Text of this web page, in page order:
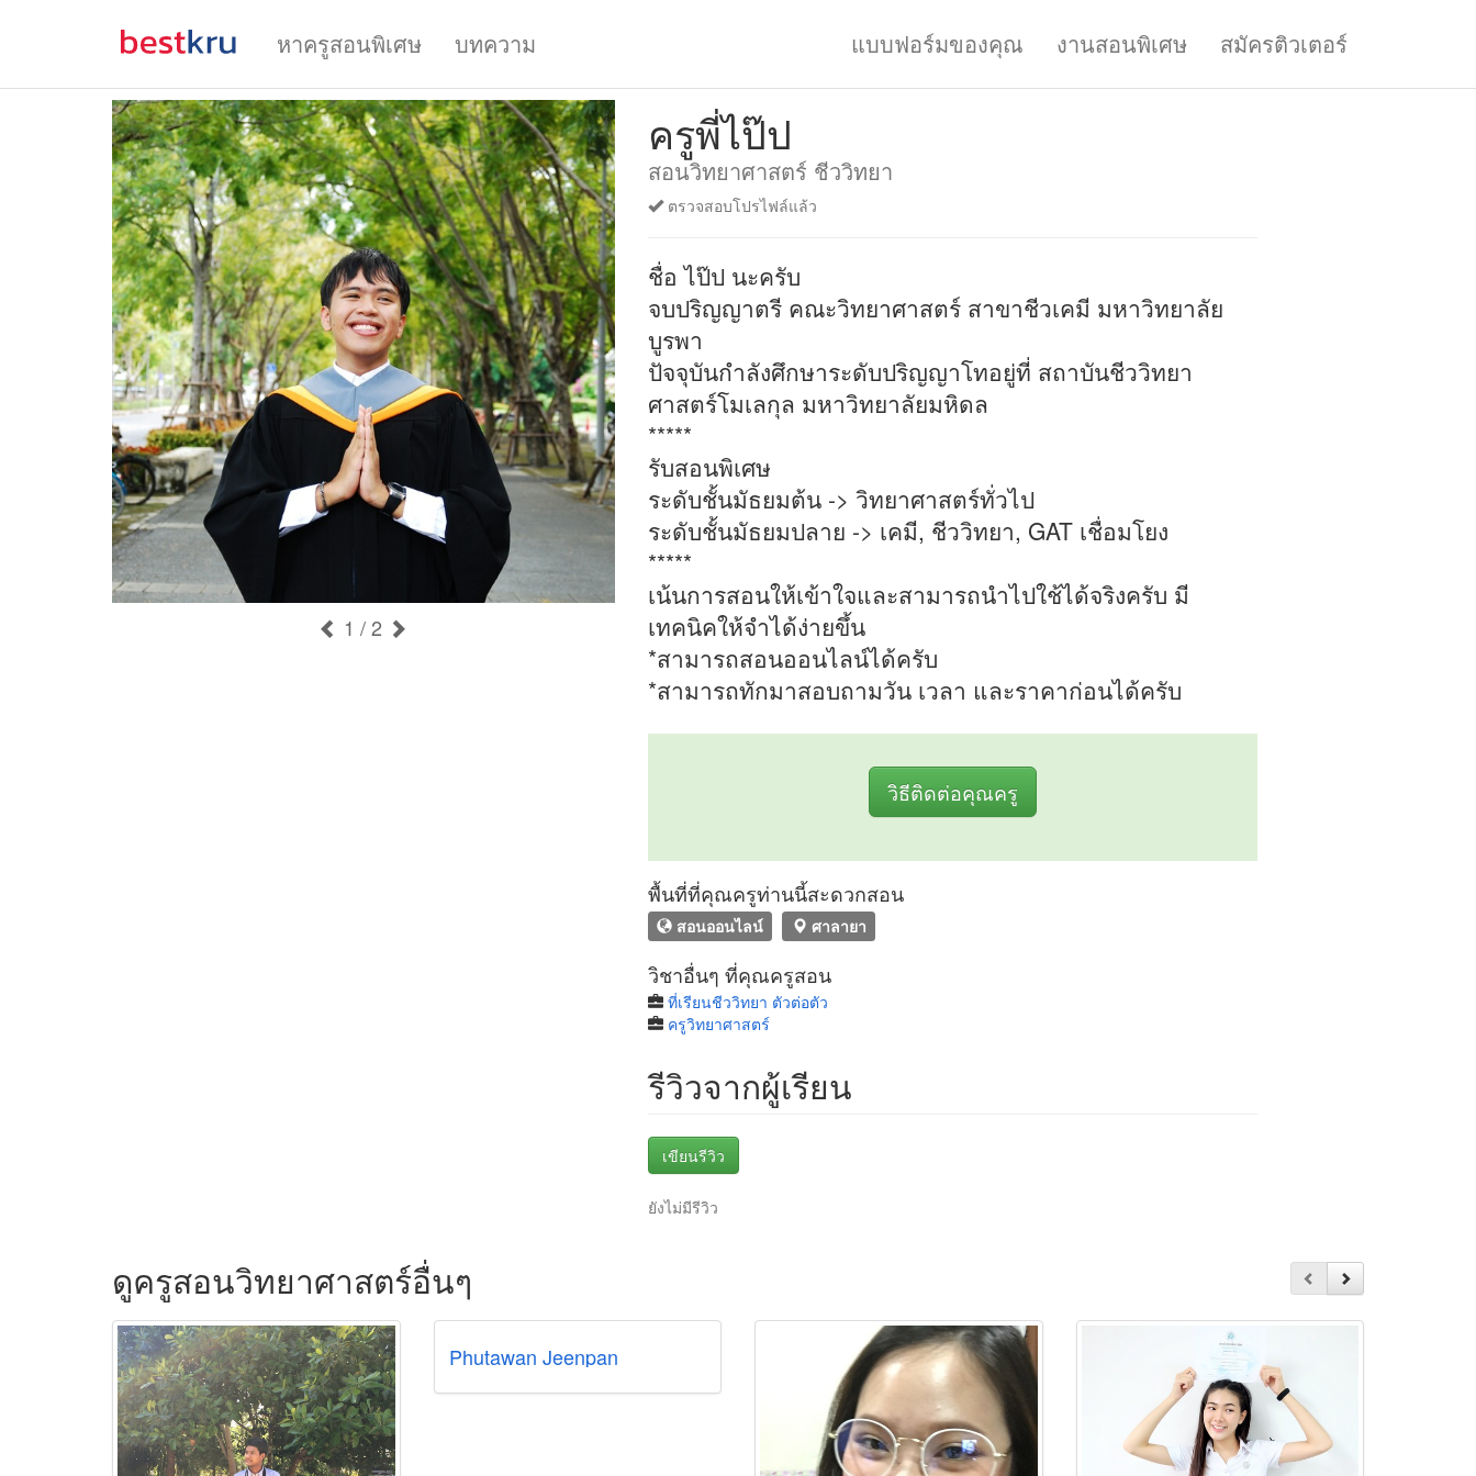
หาครูสอนพิเศษ บทความ แบบฟอร์มของคุณ งานสอนพิเศษ สมัครติวเตอร์
1 / 2
ครูพี่ไป๊ป
สอนวิทยาศาสตร์ ชีววิทยา
ตรวจสอบโปรไฟล์แล้ว
ชื่อ ไป๊ป นะครับ
จบปริญญาตรี คณะวิทยาศาสตร์ สาขาชีวเคมี มหาวิทยาลัย
บูรพา
ปัจจุบันกำลังศึกษาระดับปริญญาโทอยู่ที่ สถาบันชีววิทยา
ศาสตร์โมเลกุล มหาวิทยาลัยมหิดล
*****
รับสอนพิเศษ
ระดับชั้นมัธยมต้น -> วิทยาศาสตร์ทั่วไป
ระดับชั้นมัธยมปลาย -> เคมี, ชีววิทยา, GAT เชื่อมโยง
*****
เน้นการสอนให้เข้าใจและสามารถนำไปใช้ได้จริงครับ มี
เทคนิคให้จำได้ง่ายขึ้น
*สามารถสอนออนไลน์ได้ครับ
*สามารถทักมาสอบถามวัน เวลา และราคาก่อนได้ครับ
วิธีติดต่อคุณครู
พื้นที่ที่คุณครูท่านนี้สะดวกสอน
สอนออนไลน์ ศาลายา
วิชาอื่นๆ ที่คุณครูสอน
ที่เรียนชีววิทยา ตัวต่อตัว
ครูวิทยาศาสตร์
รีวิวจากผู้เรียน
เขียนรีวิว
ยังไม่มีรีวิว
ดูครูสอนวิทยาศาสตร์อื่นๆ
Phutawan Jeenpan